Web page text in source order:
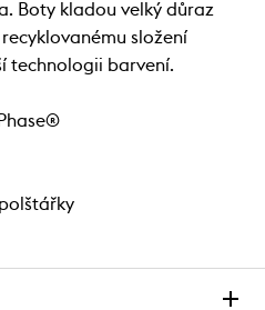
Boty kladou velký důraz
složení
technologii barvení.